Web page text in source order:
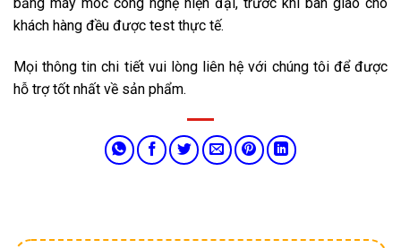
khách hàng đều được test thực tế.
Mọi thông tin chi tiết vui lòng liên hệ với chúng tôi để được
hỗ trợ tốt nhất về sản phẩm.